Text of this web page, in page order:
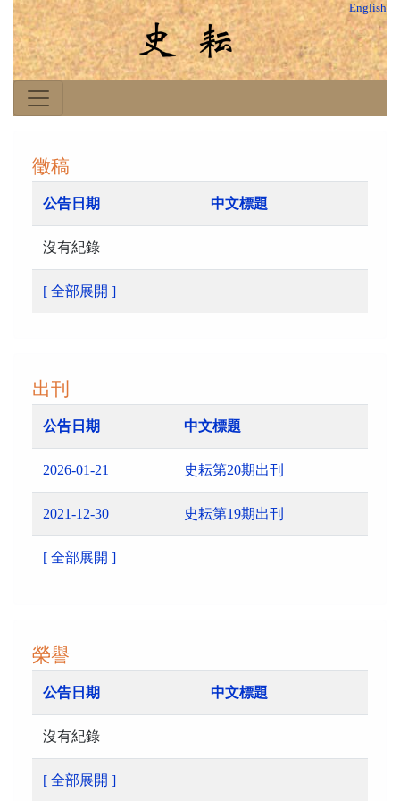
English
徵稿
公告日期 中文標題
沒有紀錄
[ 全部展開 ]
出刊
公告日期 中文標題
2026-01-21 史耘第20期出刊
2021-12-30 史耘第19期出刊
[ 全部展開 ]
榮譽
公告日期 中文標題
沒有紀錄
[ 全部展開 ]